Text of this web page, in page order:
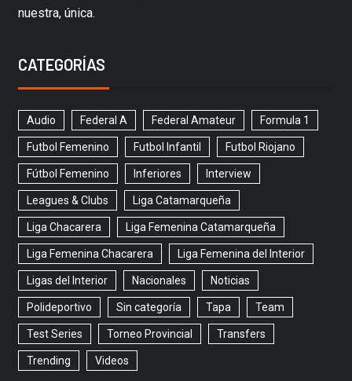
nuestra, única.
CATEGORÍAS
Audio Federal A Federal Amateur Formula 1
Futbol Femenino Futbol Infantil Futbol Riojano
Fútbol Femenino Inferiores Interview
Leagues & Clubs Liga Catamarqueña
Liga Chacarera Liga Femenina Catamarqueña
Liga Femenina Chacarera Liga Femenina del Interior
Ligas del Interior Nacionales Noticias
Polideportivo Sin categoría Tapa Team
Test Series Torneo Provincial Transfers
Trending Videos